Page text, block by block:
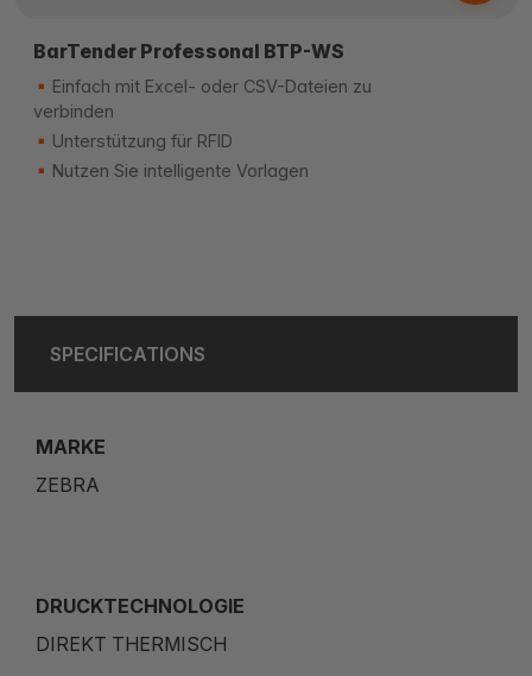
BarTender Professonal BTP-WS
Einfach mit Excel- oder CSV-Dateien zu
verbinden
Unterstützung für RFID
Nutzen Sie intelligente Vorlagen
SPECIFICATIONS
MARKE
ZEBRA
DRUCKTECHNOLOGIE
DIREKT THERMISCH